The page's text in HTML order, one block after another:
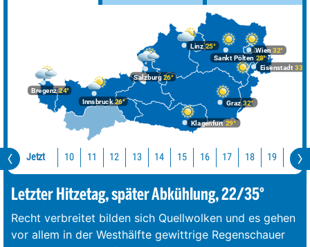
Bregenz24°
Graz32°
Innsbruck26°
Klagenfurt 29°
Linz25°
Salzburg26°
Wien 32°
Eisenstadt 33°
Sankt Pölten 28°
Jetzt 10 11 12 13 14 15 16 17 18 19 20
Letzter Hitzetag, später Abkühlung, 22/35°
Recht verbreitet bilden sich Quellwolken und es gehen
vor allem in der Westhälfte gewittrige Regenschauer